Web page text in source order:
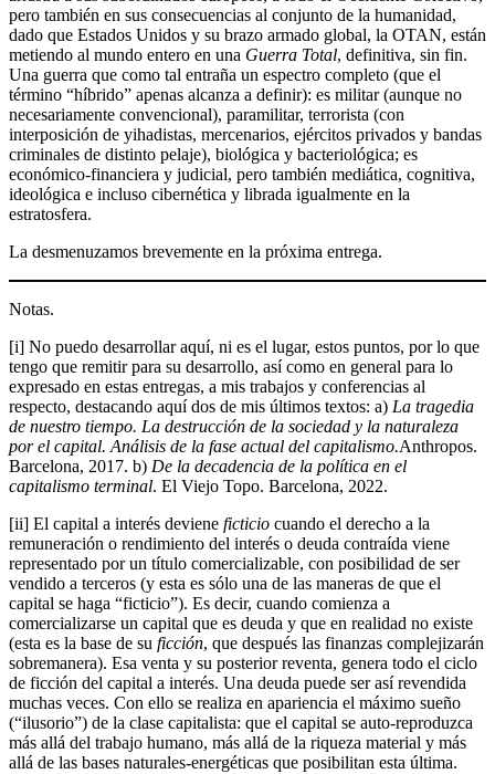
pero también en sus consecuencias al conjunto de la humanidad,
dado que Estados Unidos y su brazo armado global, la OTAN, están
metiendo al mundo entero en una Guerra Total, definitiva, sin fin.
Una guerra que como tal entraña un espectro completo (que el
término “híbrido” apenas alcanza a definir): es militar (aunque no
necesariamente convencional), paramilitar, terrorista (con
interposición de yihadistas, mercenarios, ejércitos privados y bandas
criminales de distinto pelaje), biológica y bacteriológica; es
económico-financiera y judicial, pero también mediática, cognitiva,
ideológica e incluso cibernética y librada igualmente en la
estratosfera.
La desmenuzamos brevemente en la próxima entrega.
Notas.
[i] No puedo desarrollar aquí, ni es el lugar, estos puntos, por lo que
tengo que remitir para su desarrollo, así como en general para lo
expresado en estas entregas, a mis trabajos y conferencias al
respecto, destacando aquí dos de mis últimos textos: a) La tragedia
de nuestro tiempo. La destrucción de la sociedad y la naturaleza
por el capital. Análisis de la fase actual del capitalismo.Anthropos.
Barcelona, 2017. b) De la decadencia de la política en el
capitalismo terminal. El Viejo Topo. Barcelona, 2022.
[ii] El capital a interés deviene ficticio cuando el derecho a la
remuneración o rendimiento del interés o deuda contraída viene
representado por un título comercializable, con posibilidad de ser
vendido a terceros (y esta es sólo una de las maneras de que el
capital se haga “ficticio”). Es decir, cuando comienza a
comercializarse un capital que es deuda y que en realidad no existe
(esta es la base de su ficción, que después las finanzas complejizarán
sobremanera). Esa venta y su posterior reventa, genera todo el ciclo
de ficción del capital a interés. Una deuda puede ser así revendida
muchas veces. Con ello se realiza en apariencia el máximo sueño
(“ilusorio”) de la clase capitalista: que el capital se auto-reproduzca
más allá del trabajo humano, más allá de la riqueza material y más
allá de las bases naturales-energéticas que posibilitan esta última.